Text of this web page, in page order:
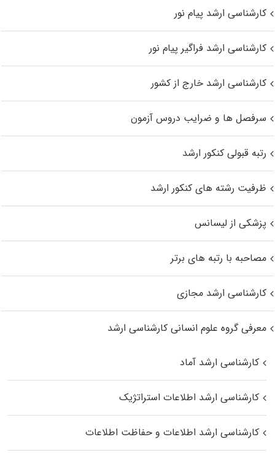
کارشناسی ارشد پیام نور
کارشناسی ارشد فراگیر پیام نور
کارشناسی ارشد خارج از کشور
سرفصل ها و ضرایب دروس آزمون
رتبه قبولی کنکور ارشد
ظرفیت رشته های کنکور ارشد
پزشکی از لیسانس
مصاحبه با رتبه های برتر
کارشناسی ارشد مجازی
معرفی گروه علوم انسانی کارشناسی ارشد
کارشناسی ارشد آماد
کارشناسی ارشد اطلاعات استراتژیک
کارشناسی ارشد اطلاعات و حفاظت اطلاعات